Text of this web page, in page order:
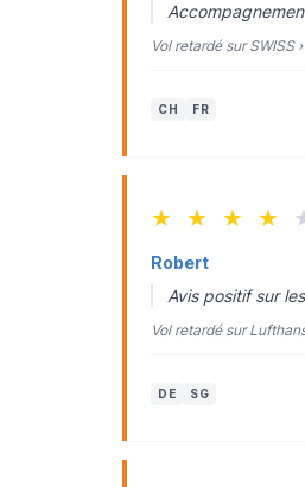
Vol retardé sur SWISS
CH FR
★ ★ ★ ★
Robert
Avis positif sur
Vol retardé sur
DE SG